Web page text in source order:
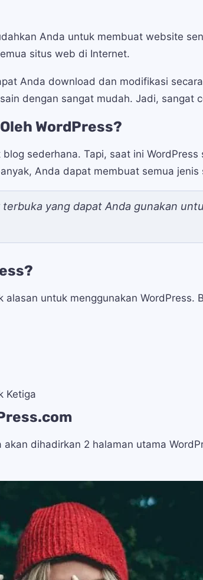
Anda untuk membuat website
situs web di Internet.
Anda download dan modifikasi
dengan sangat mudah. Jadi, sangat
WordPress?
sederhana. Tapi, saat ini
Anda dapat membuat semua
yang dapat Anda gunakan
untuk menggunakan WordPress.
Ketiga
dihadirkan 2 halaman utama